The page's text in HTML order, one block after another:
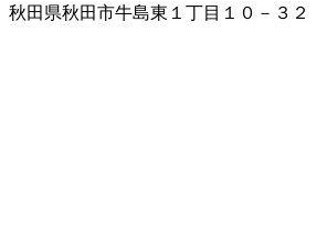
秋田県秋田市牛島東１丁目１０－３２